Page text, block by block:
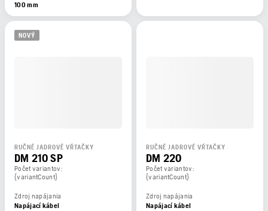
100 mm
NOVÝ
RUČNÉ JADROVÉ VŔTAČKY
DM 210 SP
Počet variantov:
{variantCount}
Zdroj napájania
Napájací kábel
RUČNÉ JADROVÉ VŔTAČKY
DM 220
Počet variantov:
{variantCount}
Zdroj napájania
Napájací kábel